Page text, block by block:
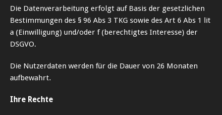
Die Datenverarbeitung erfolgt auf Basis der gesetzlichen
Bestimmungen des § 96 Abs 3 TKG sowie des Art 6 Abs 1 lit
a (Einwilligung) und/oder f (berechtigtes Interesse) der
DSGVO.
Die Nutzerdaten werden für die Dauer von 26 Monaten
aufbewahrt.
Ihre Rechte